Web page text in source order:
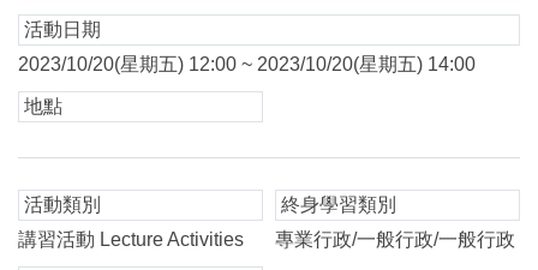
活動日期
2023/10/20(星期五) 12:00 ~ 2023/10/20(星期五) 14:00
地點
活動類別
講習活動 Lecture Activities
終身學習類別
專業行政/一般行政/一般行政